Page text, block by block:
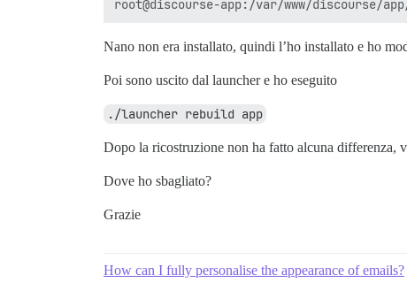
Nano non era installato, quindi l’ho installato e ho
Poi sono uscito dal launcher e ho eseguito
./launcher rebuild app
Dopo la ricostruzione non ha fatto alcuna differenza,
Dove ho sbagliato?
Grazie
How can I fully personalise the appearance of emails?